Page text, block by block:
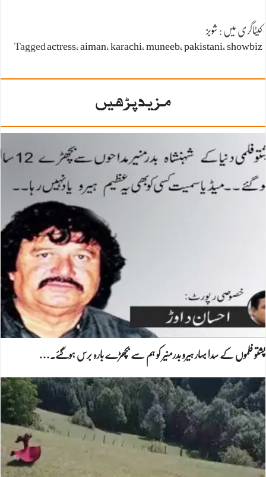
کیٹاگری میں : شوبز
Taggedactress، aiman، karachi، muneeb، pakistani، showbiz
مزید پڑھیں
پشتو فلموں کے سدا بہار ہیرو بدرمنیر کو ہم سے بچھڑے بارہ برس ہوگئے۔…